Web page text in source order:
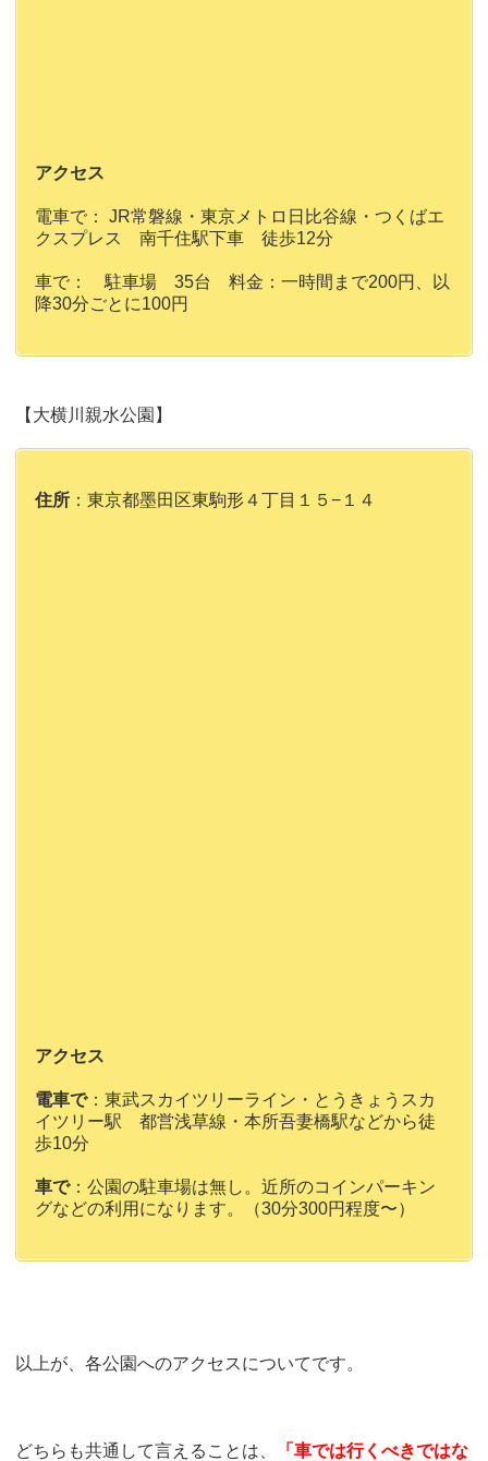
アクセス
電車で： JR常磐線・東京メトロ日比谷線・つくばエ
クスプレス 南千住駅下車 徒歩12分
車で： 駐車場 35台 料金：一時間まで200円、以
降30分ごとに100円
【大横川親水公園】
住所 ：東京都墨田区東駒形４丁目１５−１４
アクセス
電車で：東武スカイツリーライン・とうきょうスカ
イツリー駅 都営浅草線・本所吾妻橋駅などから徒
歩10分
車で：公園の駐車場は無し。近所のコインパーキン
グなどの利用になります。（30分300円程度〜）
以上が、各公園へのアクセスについてです。
どちらも共通して言えることは、 「車では行くべきではな